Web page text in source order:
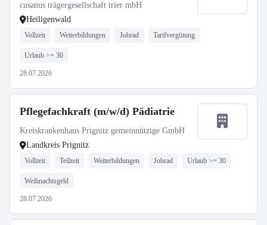
cusanus trägergesellschaft trier mbH
Heiligenwald
Vollzeit Weiterbildungen Jobrad Tarifvergütung
Urlaub >= 30
28.07.2026
Pflegefachkraft (m/w/d) Pädiatrie
Kreiskrankenhaus Prignitz gemeinnützige GmbH
Landkreis Prignitz
Vollzeit Teilzeit Weiterbildungen Jobrad Urlaub >= 30
Weihnachtsgeld
28.07.2026